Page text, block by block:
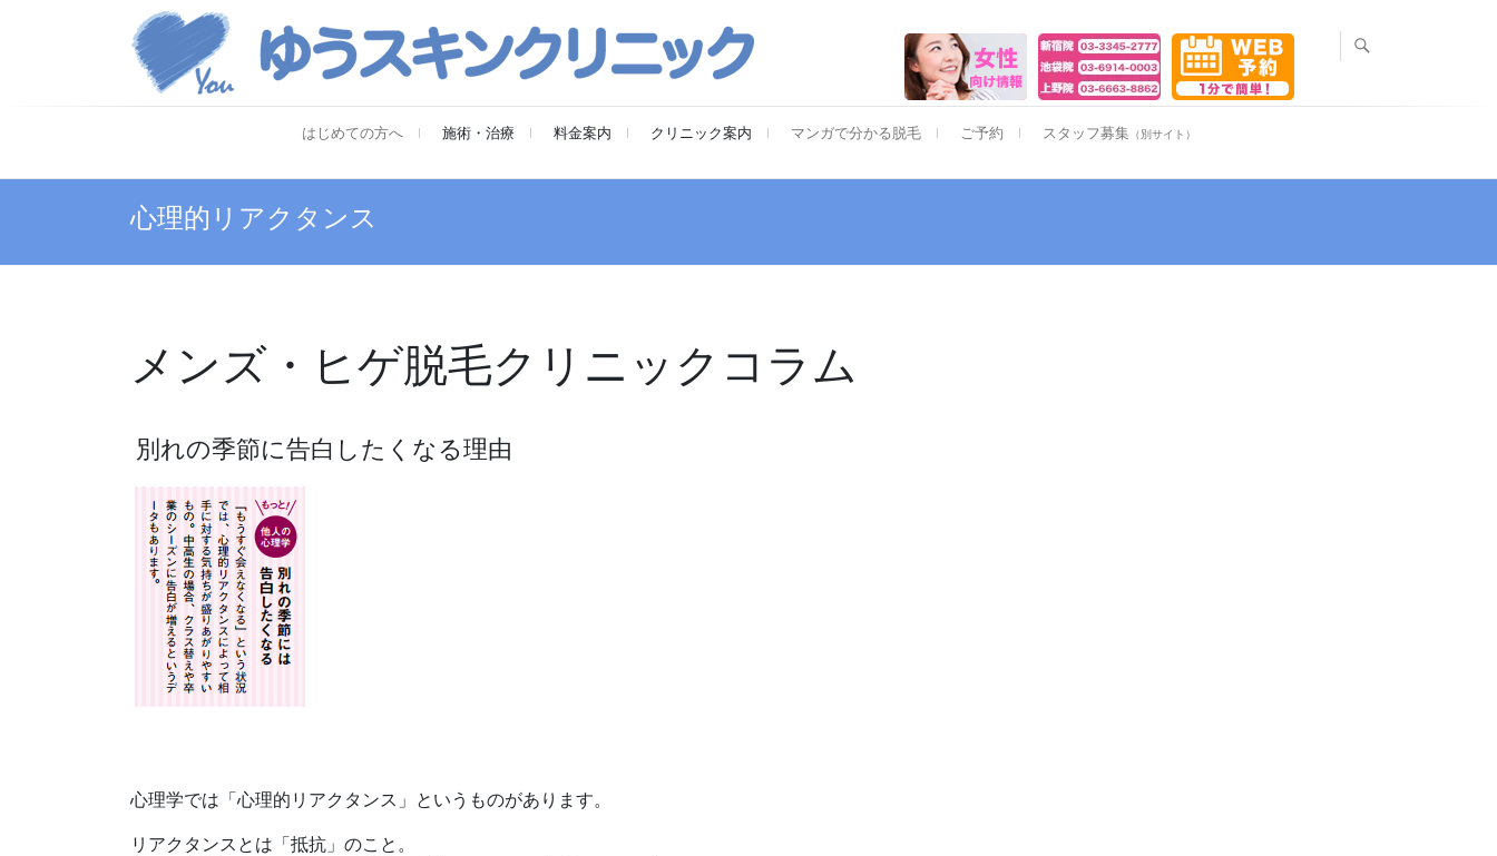
はじめての方へ 施術・治療 料金案内 クリニック案内 マンガで分かる脱毛 ご予約 スタッフ募集 （別サイト）
心理的リアクタンス
メンズ・ヒゲ脱毛クリニックコラム
別れの季節に告白したくなる理由
心理学では「心理的リアクタンス」というものがあります。
リアクタンスとは「抵抗」のこと。